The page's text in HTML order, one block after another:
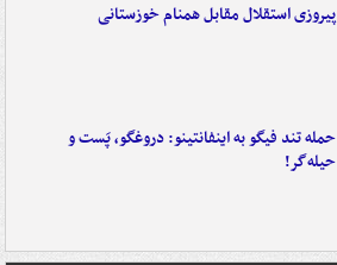
پیروزی استقلال مقابل همنام خوزستانی
حمله تند فیگو به اینفانتینو: دروغگو، پَست‌ و
حیله‌گر!